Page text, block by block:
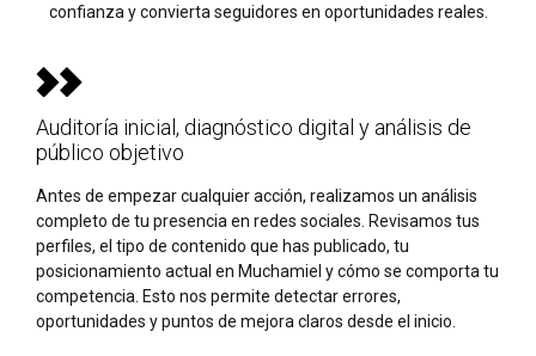
confianza y convierta seguidores en oportunidades reales.
Auditoría inicial, diagnóstico digital y análisis de
público objetivo
Antes de empezar cualquier acción, realizamos un análisis
completo de tu presencia en redes sociales. Revisamos tus
perfiles, el tipo de contenido que has publicado, tu
posicionamiento actual en Muchamiel y cómo se comporta tu
competencia. Esto nos permite detectar errores,
oportunidades y puntos de mejora claros desde el inicio.